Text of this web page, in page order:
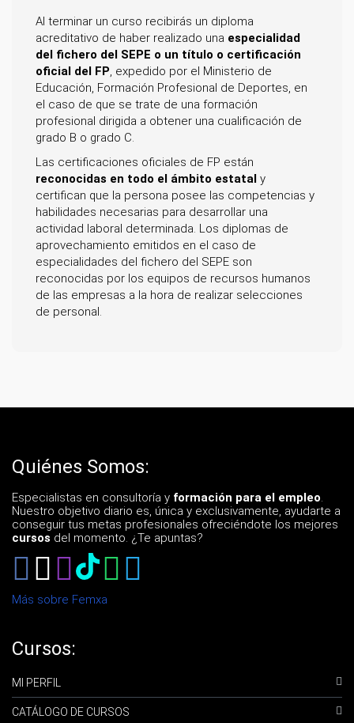
Al terminar un curso recibirás un diploma
acreditativo de haber realizado una especialidad
del fichero del SEPE o un título o certificación
oficial del FP, expedido por el Ministerio de
Educación, Formación Profesional de Deportes, en
el caso de que se trate de una formación
profesional dirigida a obtener una cualificación de
grado B o grado C.
Las certificaciones oficiales de FP están
reconocidas en todo el ámbito estatal y
certifican que la persona posee las competencias y
habilidades necesarias para desarrollar una
actividad laboral determinada. Los diplomas de
aprovechamiento emitidos en el caso de
especialidades del fichero del SEPE son
reconocidas por los equipos de recursos humanos
de las empresas a la hora de realizar selecciones
de personal.
Quiénes Somos:
Especialistas en consultoría y formación para el empleo.
Nuestro objetivo diario es, única y exclusivamente, ayudarte a
conseguir tus metas profesionales ofreciéndote los mejores
cursos del momento. ¿Te apuntas?
Más sobre Femxa
Cursos:
MI PERFIL
CATÁLOGO DE CURSOS